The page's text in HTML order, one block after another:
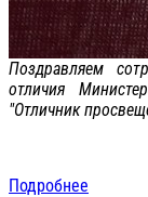
Поздравляем
отличия
"Отличник
Подробнее